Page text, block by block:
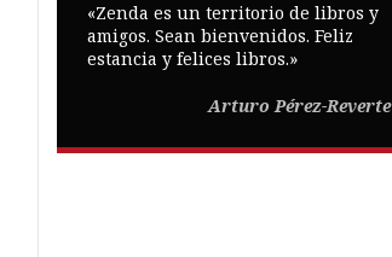
«Zenda es un territorio de libros y
amigos. Sean bienvenidos. Feliz
estancia y felices libros.»
Arturo Pérez-Reverte